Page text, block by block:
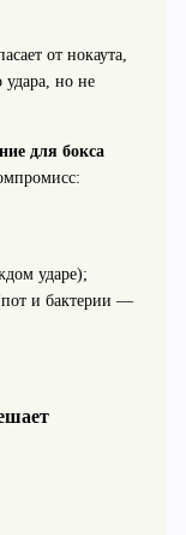
от нокаута,
но не
для бокса
ударе);
и бактерии —